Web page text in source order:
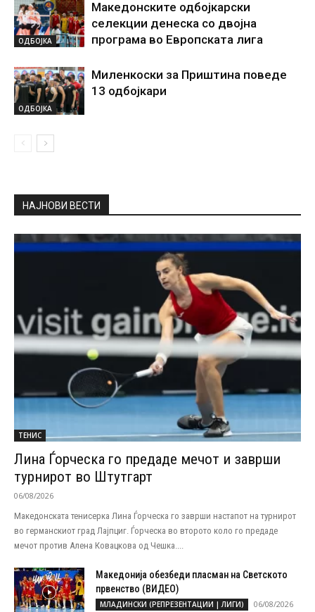
ОДБОЈКА
Македонските одбојкарски
селекции денеска со двојна
програма во Европската лига
ОДБОЈКА
Миленкоски за Приштина поведе
13 одбојкари
НАЈНОВИ ВЕСТИ
ТЕНИС
Лина Ѓорческа го предаде мечот и заврши
турнирот во Штутгарт
06/08/2026
Македонската тенисерка Лина Ѓорческа го заврши настапот на турнирот
во германскиот град Лајпциг. Ѓорческа во второто коло го предаде
мечот против Алена Ковацкова од Чешка....
Македонија обезбеди пласман на Светското
првенство (ВИДЕО)
МЛАДИНСКИ (РЕПРЕЗЕНТАЦИИ | ЛИГИ) 06/08/2026